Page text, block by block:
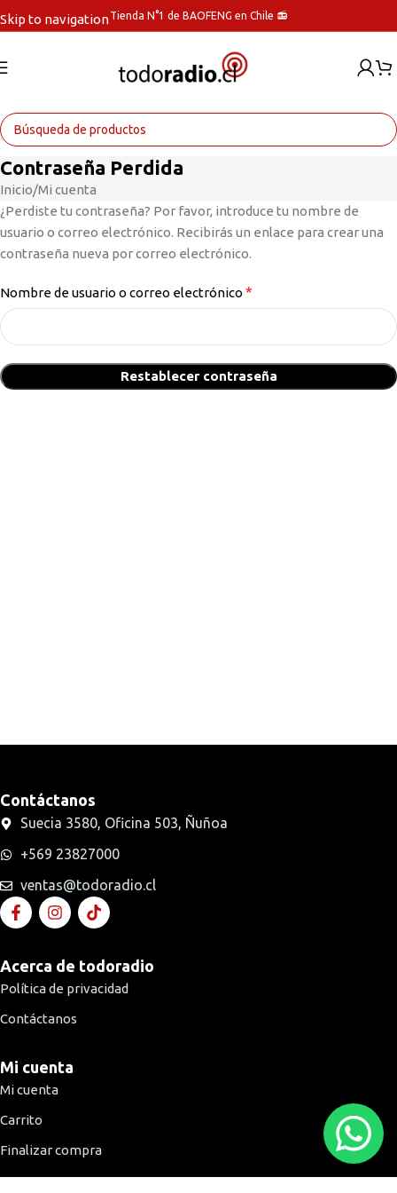
Skip to navigationTienda N°1 de BAOFENG en Chile 📻
Contraseña Perdida
Inicio Mi cuenta
¿Perdiste tu contraseña? Por favor, introduce tu nombre de
usuario o correo electrónico. Recibirás un enlace para crear una
contraseña nueva por correo electrónico.
Nombre de usuario o correo electrónico *
Restablecer contraseña
Contáctanos
Suecia 3580, Oficina 503, Ñuñoa
+569 23827000
ventas@todoradio.cl
Acerca de todoradio
Política de privacidad
Contáctanos
Mi cuenta
Mi cuenta
Carrito
Finalizar compra